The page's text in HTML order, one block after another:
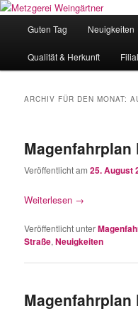
Zum
wechseln
Zum
wechselnMetzgerei
Eislingens leckere Adresse
Guten Tag Neuigkeiten
Qualität & Herkunft
ARCHIV FÜR DEN MONAT:
Magenfahrplan
Veröffentlicht am25. August
Weiterlesen →
Veröffentlicht unter
Straße,Neuigkeiten
Magenfahrplan